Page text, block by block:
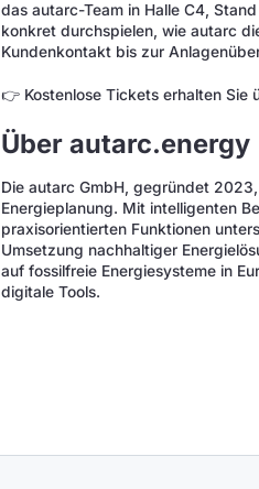
das autarc-Team in Halle C4,
konkret durchspielen, wie autarc
Kundenkontakt bis zur
👉 Kostenlose Tickets erhalten Sie
Über autarc.energy
Die autarc GmbH, gegründet
Energieplanung. Mit intelligenten
praxisorientierten Funktionen
Umsetzung nachhaltiger
auf fossilfreie Energiesysteme in
digitale Tools.